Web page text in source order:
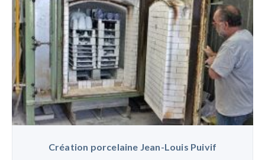
Création porcelaine Jean-Louis Puivif